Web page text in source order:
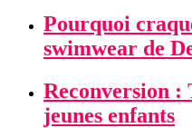
Pourquoi
swimwear de
Reconversion :
jeunes enfants